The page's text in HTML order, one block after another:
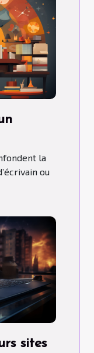
la
ou
sites